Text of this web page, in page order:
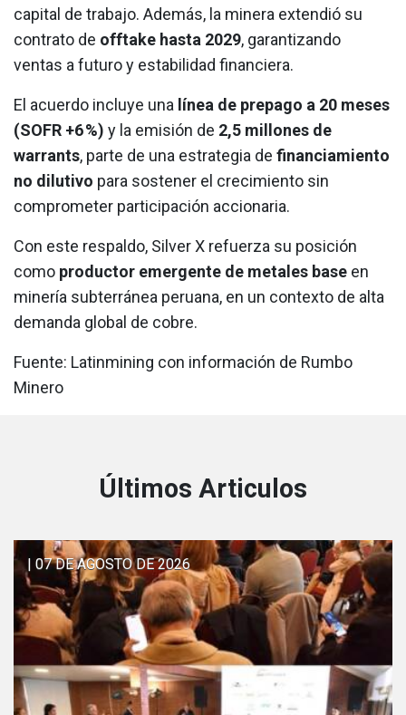
capital de trabajo. Además, la minera extendió su
contrato de offtake hasta 2029, garantizando
ventas a futuro y estabilidad financiera.
El acuerdo incluye una línea de prepago a 20 meses
(SOFR +6 %) y la emisión de 2,5 millones de
warrants, parte de una estrategia de financiamiento
no dilutivo para sostener el crecimiento sin
comprometer participación accionaria.
Con este respaldo, Silver X refuerza su posición
como productor emergente de metales base en
minería subterránea peruana, en un contexto de alta
demanda global de cobre.
Fuente: Latinmining con información de Rumbo
Minero
Últimos Articulos
| 07 DE AGOSTO DE 2026